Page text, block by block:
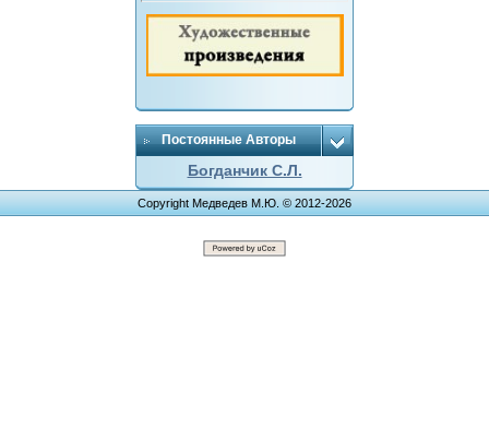
Постоянные Авторы
Богданчик С.Л.
Copyright Медведев М.Ю. © 2012-2026